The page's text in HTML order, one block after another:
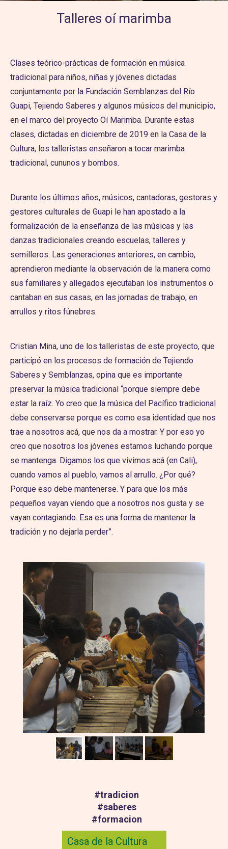
Talleres oí marimba
Clases teórico-prácticas de formación en música
tradicional para niños, niñas y jóvenes dictadas
conjuntamente por la Fundación Semblanzas del Río
Guapi, Tejiendo Saberes y algunos músicos del municipio,
en el marco del proyecto Oí Marimba. Durante estas
clases, dictadas en diciembre de 2019 en la Casa de la
Cultura, los talleristas enseñaron a tocar marimba
tradicional, cununos y bombos.
Durante los últimos años, músicos, cantadoras, gestoras y
gestores culturales de Guapi le han apostado a la
formalización de la enseñanza de las músicas y las
danzas tradicionales creando escuelas, talleres y
semilleros. Las generaciones anteriores, en cambio,
aprendieron mediante la observación de la manera como
sus familiares y allegados ejecutaban los instrumentos o
cantaban en sus casas, en las jornadas de trabajo, en
arrullos y ritos fúnebres.
Cristian Mina, uno de los talleristas de este proyecto, que
participó en los procesos de formación de Tejiendo
Saberes y Semblanzas, opina que es importante
preservar la música tradicional “porque siempre debe
estar la raíz. Yo creo que la música del Pacífico tradicional
debe conservarse porque es como esa identidad que nos
trae a nosotros acá, que nos da a mostrar. Y por eso yo
creo que nosotros los jóvenes estamos luchando porque
se mantenga. Digamos los que vivimos acá (en Cali),
cuando vamos al pueblo, vamos al arrullo. ¿Por qué?
Porque eso debe mantenerse. Y para que los más
pequeños vayan viendo que a nosotros nos gusta y se
vayan contagiando. Esa es una forma de mantener la
tradición y no dejarla perder”.
#tradicion
#saberes
#formacion
Casa de la Cultura